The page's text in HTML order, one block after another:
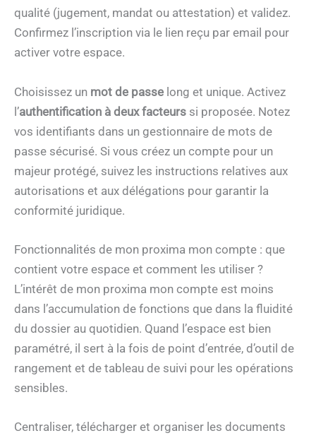
qualité (jugement, mandat ou attestation) et validez.
Confirmez l’inscription via le lien reçu par email pour
activer votre espace.
Choisissez un mot de passe long et unique. Activez
l’authentification à deux facteurs si proposée. Notez
vos identifiants dans un gestionnaire de mots de
passe sécurisé. Si vous créez un compte pour un
majeur protégé, suivez les instructions relatives aux
autorisations et aux délégations pour garantir la
conformité juridique.
Fonctionnalités de mon proxima mon compte : que
contient votre espace et comment les utiliser ?
L’intérêt de mon proxima mon compte est moins
dans l’accumulation de fonctions que dans la fluidité
du dossier au quotidien. Quand l’espace est bien
paramétré, il sert à la fois de point d’entrée, d’outil de
rangement et de tableau de suivi pour les opérations
sensibles.
Centraliser, télécharger et organiser les documents